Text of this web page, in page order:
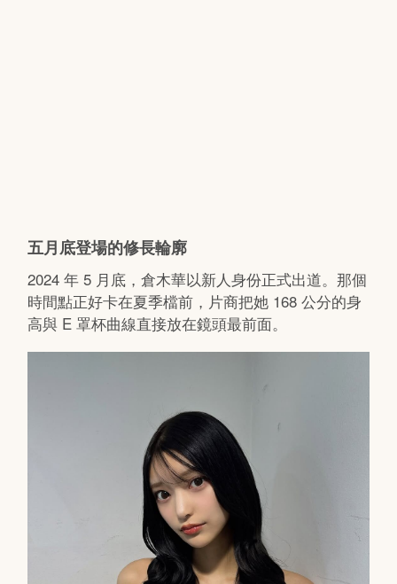
五月底登場的修長輪廓
2024 年 5 月底，倉木華以新人身份正式出道。那個
時間點正好卡在夏季檔前，片商把她 168 公分的身
高與 E 罩杯曲線直接放在鏡頭最前面。